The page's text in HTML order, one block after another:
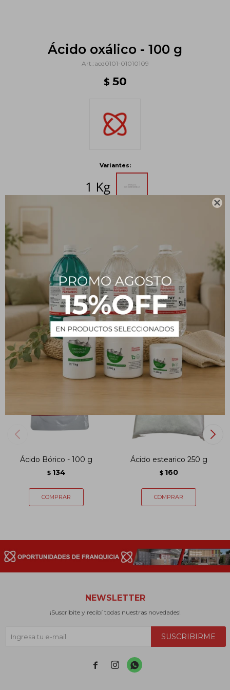

Ácido oxálico - 100 g
acd0101-01010109
$ 50
Variantes:
CARACTERÍSTICAS
100 g
PRODUCTOS QUE TE PUEDEN INTERESAR
Ácido Bórico - 100 g
$ 134
Ácido estearico 250 g
$ 160
NEWSLETTER
¡Suscribite y recibí todas nuestras novedades!
SUSCRIBIRME
  